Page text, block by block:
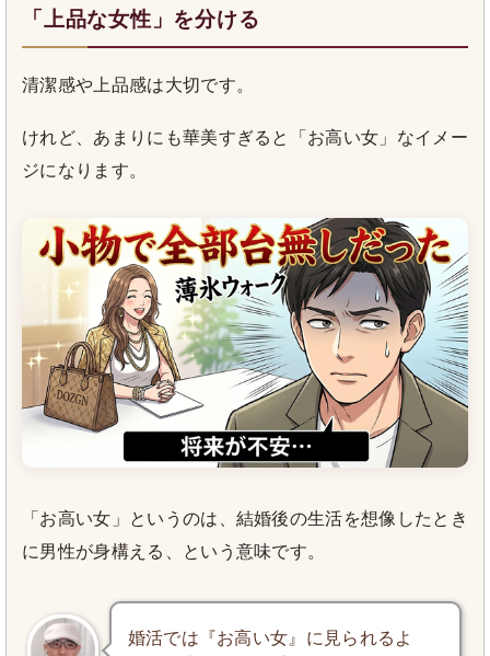
「上品な女性」を分ける
清潔感や上品感は大切です。
けれど、あまりにも華美すぎると「お高い女」なイメー
ジになります。
「お高い女」というのは、結婚後の生活を想像したとき
に男性が身構える、という意味です。
婚活では『お高い女』に見られるよ